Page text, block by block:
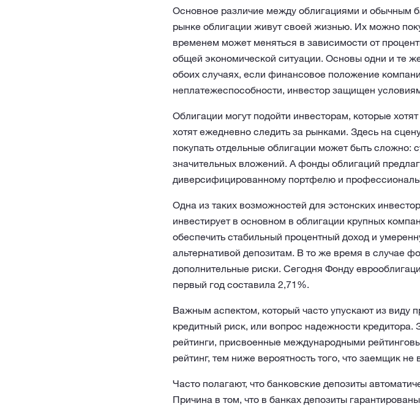
Основное различие между облигациями и обычным
рынке облигации живут своей жизнью. Их можно
временем может меняться в зависимости от
общей экономической ситуации. Основы одни и те
обоих случаях, если финансовое положение
неплатежеспособности, инвестор защищен
Облигации могут подойти инвесторам, которые
хотят ежедневно следить за рынками. Здесь на
покупать отдельные облигации может быть
значительных вложений. А фонды облигаций
диверсифицированному портфелю и
Одна из таких возможностей для эстонских
инвестирует в основном в облигации крупных
обеспечить стабильный процентный доход и
альтернативой депозитам. В то же время в случае
дополнительные риски. Сегодня Фонду
первый год составила 2,71%.
Важным аспектом, который часто упускают из виду
кредитный риск, или вопрос надежности кредитора.
рейтинги, присвоенные международными
рейтинг, тем ниже вероятность того, что заемщик не
Часто полагают, что банковские депозиты
Причина в том, что в банках депозиты